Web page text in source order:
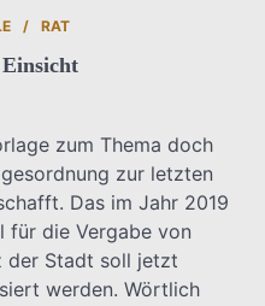
RAT
zum Thema doch
zur letzten
Das im Jahr 2019
für die Vergabe von
der Stadt soll jetzt
werden. Wörtlich